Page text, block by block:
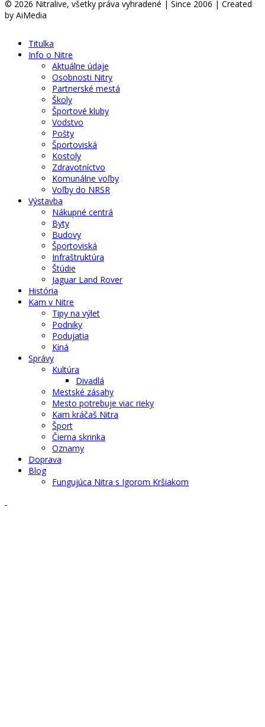
© 2026 Nitralive, všetky práva vyhradené | Since 2006 | Created
by AiMedia
Titulka
Info o Nitre
Aktuálne údaje
Osobnosti Nitry
Partnerské mestá
Školy
Športové kluby
Vodstvo
Pošty
Športoviská
Kostoly
Zdravotníctvo
Komunálne voľby
Voľby do NRSR
Výstavba
Nákupné centrá
Byty
Budovy
Športoviská
Infraštruktúra
Štúdie
Jaguar Land Rover
História
Kam v Nitre
Tipy na výlet
Podniky
Podujatia
Kiná
Správy
Kultúra
Divadlá
Mestské zásahy
Mesto potrebuje viac rieky
Kam kráčaš Nitra
Šport
Čierna skrinka
Oznamy
Doprava
Blog
Fungujúca Nitra s Igorom Kršiakom